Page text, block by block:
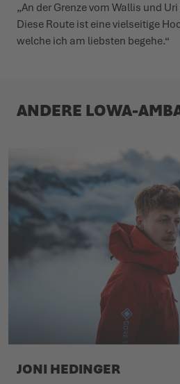
„An der Grenze vom Wallis und
Diese Route ist eine viel­seitige
welche ich am liebsten begehe.“
ANDERE LOWA-
JONI HEDINGER